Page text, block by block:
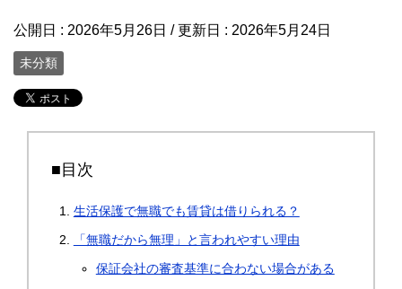
公開日 : 2026年5月26日 / 更新日 : 2026年5月24日
未分類
■目次
生活保護で無職でも賃貸は借りられる？
「無職だから無理」と言われやすい理由
保証会社の審査基準に合わない場合がある